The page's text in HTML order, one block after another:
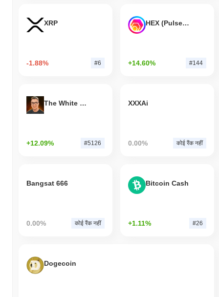
XRP
-1.88% #6
HEX (Pulsechain)
+14.60% #144
The White Bull
+12.09% #5126
XXXAi
0.00% कोई रैंक नहीं
Bangsat 666
0.00% कोई रैंक नहीं
Bitcoin Cash
+1.11% #26
Dogecoin